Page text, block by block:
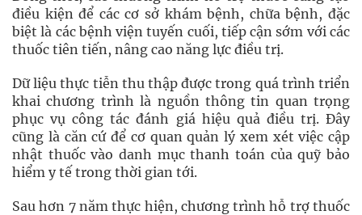
điều kiện để các cơ sở khám bệnh, chữa bệnh, đặc
biệt là các bệnh viện tuyến cuối, tiếp cận sớm với các
thuốc tiên tiến, nâng cao năng lực điều trị.
Dữ liệu thực tiễn thu thập được trong quá trình triển
khai chương trình là nguồn thông tin quan trọng
phục vụ công tác đánh giá hiệu quả điều trị. Đây
cũng là căn cứ để cơ quan quản lý xem xét việc cập
nhật thuốc vào danh mục thanh toán của quỹ bảo
hiểm y tế trong thời gian tới.
Sau hơn 7 năm thực hiện, chương trình hỗ trợ thuốc